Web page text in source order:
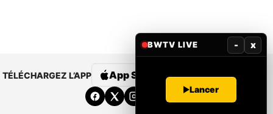
TÉLÉCHARGEZ L’APP App Store Google Play
BWTV LIVE - x
Lancer